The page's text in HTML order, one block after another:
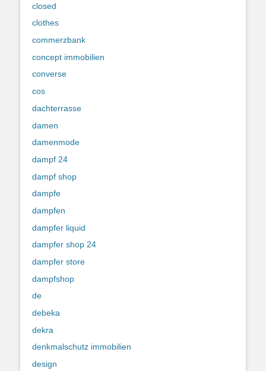
closed
clothes
commerzbank
concept immobilien
converse
cos
dachterrasse
damen
damenmode
dampf 24
dampf shop
dampfe
dampfen
dampfer liquid
dampfer shop 24
dampfer store
dampfshop
de
debeka
dekra
denkmalschutz immobilien
design